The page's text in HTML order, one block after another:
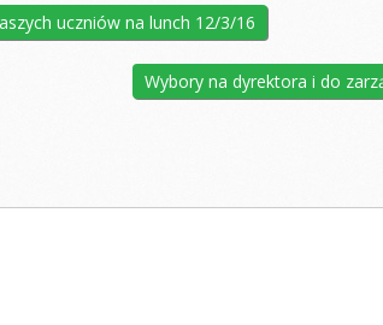
uczniów na lunch 12/3/16
Wybory na dyrektora i do